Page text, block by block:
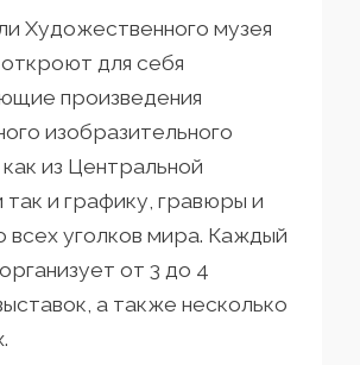
Художественного музея
для себя
произведения
изобразительного
из Центральной
так и графику, гравюры и
всех уголков мира. Каждый
от 3 до 4
а также несколько